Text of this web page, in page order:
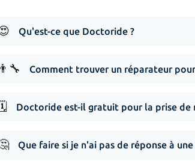
Qu'est-ce que Doctoride ?
👨‍🔧 Comment trouver un réparateur
🗓️ Doctoride est-il gratuit pour la prise de
Que faire si je n'ai pas de réponse à